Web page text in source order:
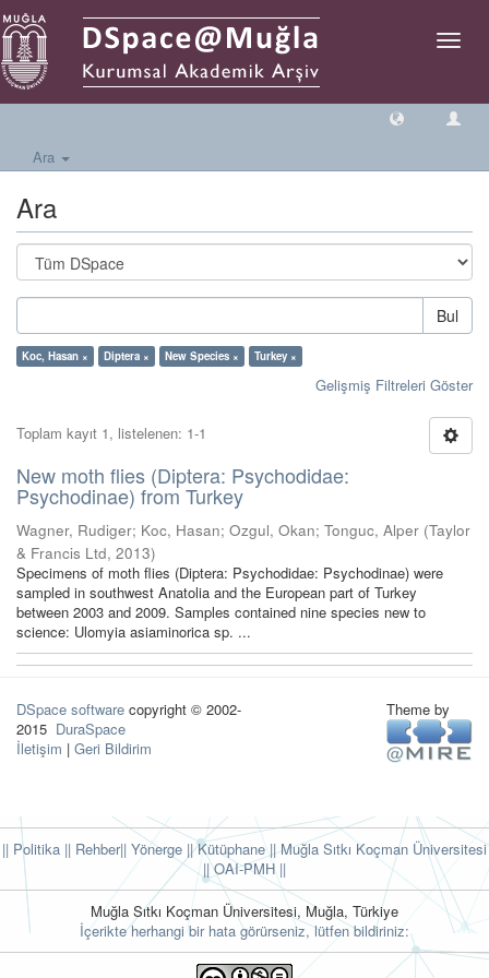
Geçiş
Ara
Ara
Bul
Koc, Hasan × Diptera × New Species × Turkey ×
Gelişmiş Filtreleri Göster
Toplam kayıt 1, listelenen: 1-1
New moth flies (Diptera: Psychodidae:
Psychodinae) from Turkey
Wagner, Rudiger; Koc, Hasan; Ozgul, Okan; Tonguc, Alper (Taylor
& Francis Ltd, 2013)
Specimens of moth flies (Diptera: Psychodidae: Psychodinae) were
sampled in southwest Anatolia and the European part of Turkey
between 2003 and 2009. Samples contained nine species new to
science: Ulomyia asiaminorica sp. ...
DSpace software copyright © 2002-
2015 DuraSpace
İletişim | Geri Bildirim
Theme by
|| Politika || Rehber|| Yönerge || Kütüphane|| Muğla Sıtkı Koçman Üniversitesi
||OAI-PMH ||
Muğla Sıtkı Koçman Üniversitesi, Muğla, Türkiye
İçerikte herhangi bir hata görürseniz, lütfen bildiriniz: